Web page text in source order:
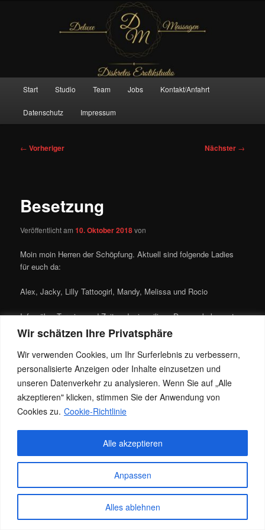
Wir schätzen Ihre Privatsphäre
Wir verwenden Cookies, um Ihr Surferlebnis zu verbessern,
personalisierte Anzeigen oder Inhalte einzusetzen und
unseren Datenverkehr zu analysieren. Wenn Sie auf „Alle
akzeptieren" klicken, stimmen Sie der Anwendung von
Cookies zu. Cookie-Richtlinie
Anpassen
Alles ablehnen
Alle akzeptieren
Deluxe Massagen And More
Start Studio Team Jobs Kontakt/Anfahrt
Datenschutz Impressum
Beitragsnavigation
← Vorheriger Nächster →
Besetzung
Veröffentlicht am10. Oktober 2018von
Moin moin Herren der Schöpfung. Aktuell sind folgende Ladies
für euch da:
Alex, Jacky, Lilly Tattoogirl, Mandy, Melissa und Rocio
Infos über Termine und Zeiten der jeweiligen Damen, bekommt
Ihr Tagesaktuell am
Telefon unter 0151-17933303.
Dieser Eintrag wurde vonJackyunter Newsveröffentlicht. Setze ein
Lesezeichen für denPermalink.
Datenschutz Stolz präsentiert von WordPress